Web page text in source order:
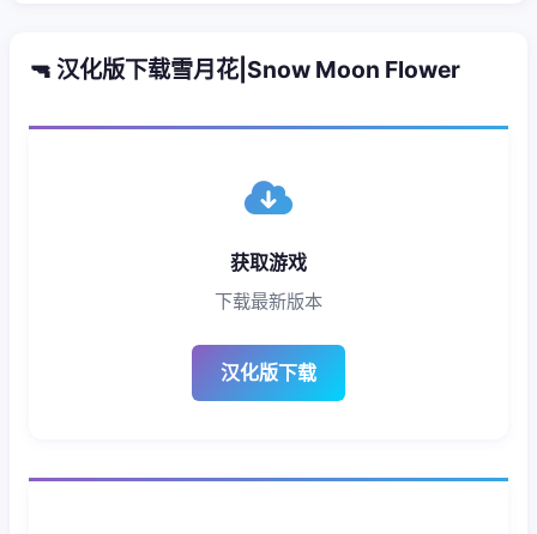
🔫 汉化版下载雪月花|Snow Moon Flower
获取游戏
下载最新版本
汉化版下载